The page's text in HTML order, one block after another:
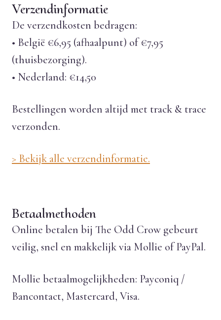
Verzendinformatie
De verzendkosten bedragen:
• België €6,95 (afhaalpunt) of €7,95
(thuisbezorging).
• Nederland: €14,50
Bestellingen worden altijd met track & trace
verzonden.
> Bekijk alle verzendinformatie.
Betaalmethoden
Online betalen bij The Odd Crow gebeurt
veilig, snel en makkelijk via Mollie of PayPal.
Mollie betaalmogelijkheden: Payconiq /
Bancontact, Mastercard, Visa.